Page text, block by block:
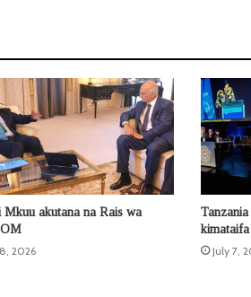
Mkuu akutana na Rais wa
2026
July 7,